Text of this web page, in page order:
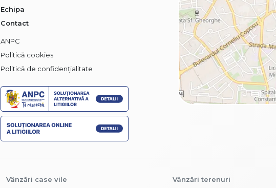
Echipa
Contact
ANPC
Politică cookies
Politică de confidențialitate
Vânzări case vile Vânzări terenuri